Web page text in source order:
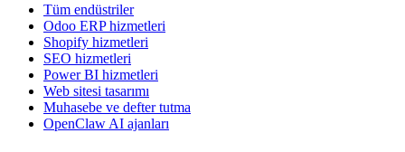
Tüm endüstriler
Odoo ERP hizmetleri
Shopify hizmetleri
SEO hizmetleri
Power BI hizmetleri
Web sitesi tasarımı
Muhasebe ve defter tutma
OpenClaw AI ajanları